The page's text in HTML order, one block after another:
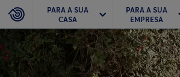
PARA A SUA
CASA
PARA A SUA
EMPRESA